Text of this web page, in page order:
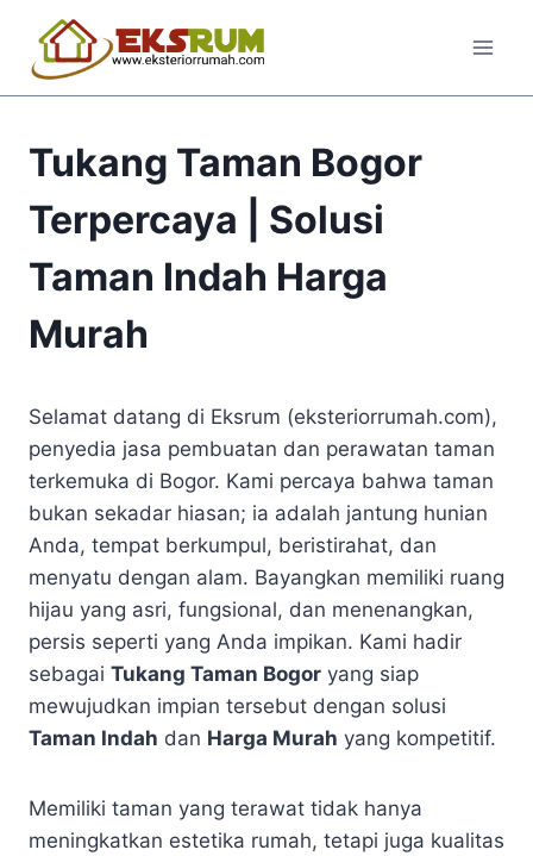
Tukang Taman Bogor
Terpercaya | Solusi
Taman Indah Harga
Murah
Selamat datang di Eksrum (eksteriorrumah.com),
penyedia jasa pembuatan dan perawatan taman
terkemuka di Bogor. Kami percaya bahwa taman
bukan sekadar hiasan; ia adalah jantung hunian
Anda, tempat berkumpul, beristirahat, dan
menyatu dengan alam. Bayangkan memiliki ruang
hijau yang asri, fungsional, dan menenangkan,
persis seperti yang Anda impikan. Kami hadir
sebagai Tukang Taman Bogor yang siap
mewujudkan impian tersebut dengan solusi
Taman Indah dan Harga Murah yang kompetitif.
Memiliki taman yang terawat tidak hanya
meningkatkan estetika rumah, tetapi juga kualitas